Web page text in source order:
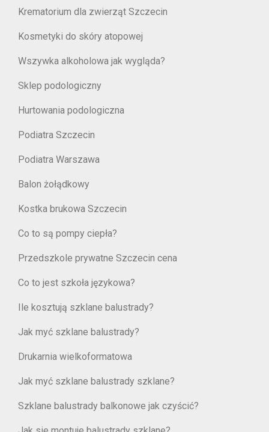
Krematorium dla zwierząt Szczecin
Kosmetyki do skóry atopowej
Wszywka alkoholowa jak wygląda?
Sklep podologiczny
Hurtowania podologiczna
Podiatra Szczecin
Podiatra Warszawa
Balon żołądkowy
Kostka brukowa Szczecin
Co to są pompy ciepła?
Przedszkole prywatne Szczecin cena
Co to jest szkoła językowa?
Ile kosztują szklane balustrady?
Jak myć szklane balustrady?
Drukarnia wielkoformatowa
Jak myć szklane balustrady szklane?
Szklane balustrady balkonowe jak czyścić?